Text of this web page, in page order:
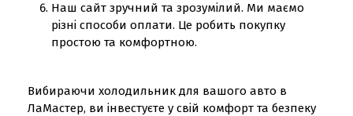
Наш сайт зручний та зрозумілий. Ми маємо
різні способи оплати. Це робить покупку
простою та комфортною.
Вибираючи холодильник для вашого авто в
ЛаМастер, ви інвестуєте у свій комфорт та безпеку